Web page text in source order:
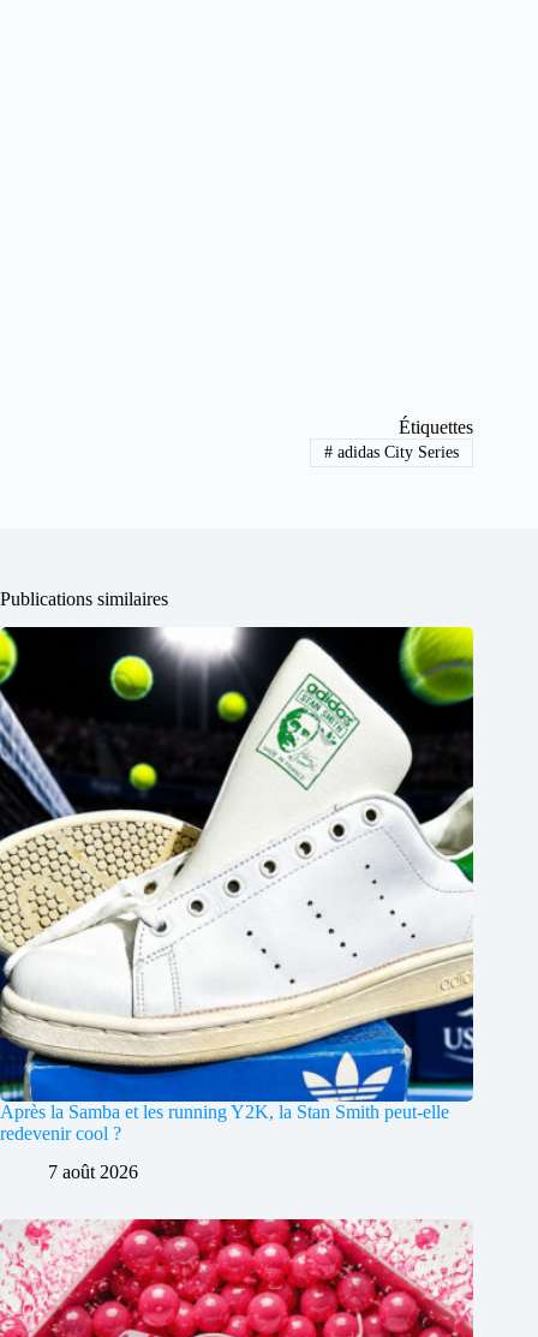
Étiquettes
# adidas City Series
Publications similaires
Après la Samba et les running Y2K, la Stan Smith peut-elle
redevenir cool ?
7 août 2026